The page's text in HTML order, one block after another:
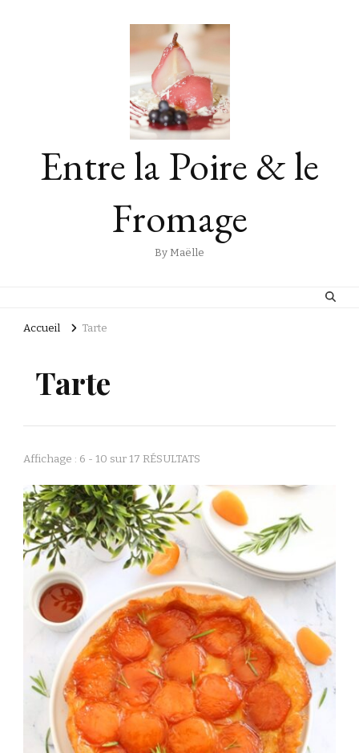
Entre la Poire & le
Fromage
By Maëlle
Accueil Tarte
Tarte
Affichage : 6 - 10 sur 17 RÉSULTATS